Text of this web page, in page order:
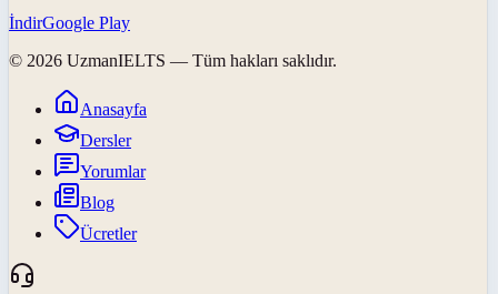
İndirGoogle Play
© 2026 UzmanIELTS — Tüm hakları saklıdır.
Anasayfa
Dersler
Yorumlar
Blog
Ücretler